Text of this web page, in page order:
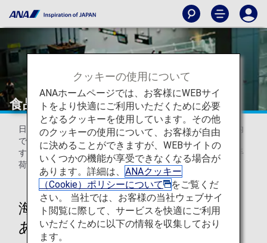
食品・飲料品（日本国内線）
日本国内線で飛行機内に食品や飲み物を持ち込む際のご案内
です。水漏れの可能性がある食品は梱包をお願いいたしま
す。瓶に入った飲み物は割れてしまう可能性があるため、手
荷物として飛行機内にお持ち込みください。
海産物、漬物など水漏れの恐れの
あるもの
クッキーの使用について
ANAホームページでは、お客様にWEBサイ
トをより快適にご利用いただくために必要
となるクッキーを使用しています。その他
のクッキーの使用について、お客様が自由
に決めることができますが、WEBサイトの
いくつかの機能が享受できなくなる場合が
あります。詳細は、 ANAクッキー
（Cookie）ポリシーについて
をご覧くだ
さい。 当社では、お客様の当社ウェブサイ
ト閲覧に際して、サービスを快適にご利用
いただくために以下の情報を収集しており
ます。